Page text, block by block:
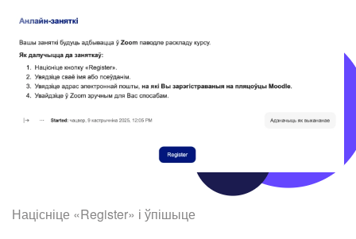
Націсніце «Register» і ўпішыце